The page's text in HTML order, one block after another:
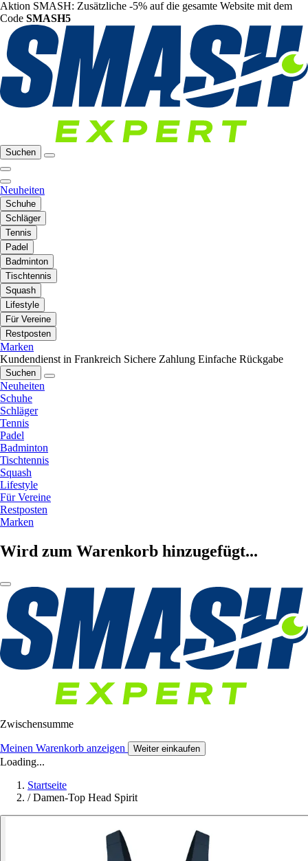
Aktion SMASH: Zusätzliche -5% auf die gesamte Website mit dem
Code SMASH5
Suchen
Neuheiten
Schuhe
Schläger
Tennis
Padel
Badminton
Tischtennis
Squash
Lifestyle
Für Vereine
Restposten
Marken
Kundendienst in Frankreich Sichere Zahlung Einfache Rückgabe
Suchen
Neuheiten
Schuhe
Schläger
Tennis
Padel
Badminton
Tischtennis
Squash
Lifestyle
Für Vereine
Restposten
Marken
Wird zum Warenkorb hinzugefügt...
Zwischensumme
Meinen Warenkorb anzeigen Weiter einkaufen
Loading...
Startseite
/ Damen-Top Head Spirit